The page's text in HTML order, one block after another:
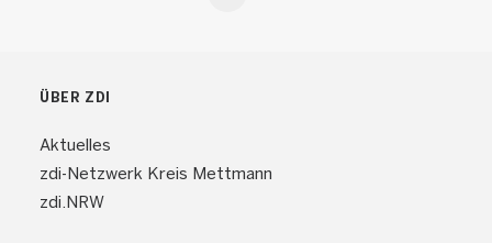
ÜBER ZDI
Aktuelles
zdi-Netzwerk Kreis Mettmann
zdi.NRW